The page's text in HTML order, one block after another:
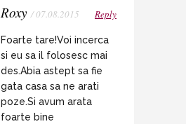
Roxy / 07.08.2015 Reply
Foarte tare!Voi incerca
si eu sa il folosesc mai
des.Abia astept sa fie
gata casa sa ne arati
poze.Si avum arata
foarte bine